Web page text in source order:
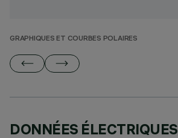
GRAPHIQUES ET COURBES POLAIRES
DONNÉES ÉLECTRIQUES